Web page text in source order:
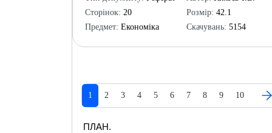
Сторінок: 20
Предмет: Економіка
Розмір: 42.1
Скачувань: 5154
1 2 3 4 5 6 7 8 9 10
ПЛАН.